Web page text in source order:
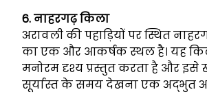
6. नाहरगढ़ किला
अरावली की पहाड़ियों पर स्थित
का एक और आकर्षक स्थल है। यह
मनोरम दृश्य प्रस्तुत करता है और इसे
सूर्यास्त के समय देखना एक अद्भुत